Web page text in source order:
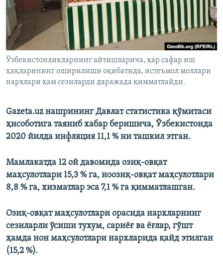
Ўзбекистонликларнинг айтишларича, ҳар сафар иш
ҳақларининг оширилиши оқибатида, истеъмол моллари
нархлари ҳам сезиларди даражада қимматлайди.
Gazeta.uz нашрининг Давлат статистика қўмитаси
ҳисоботига таяниб хабар беришича, Ўзбекистонда
2020 йилда инфляция 11,1 % ни ташкил этган.
Мамлакатда 12 ой давомида озиқ-овқат
маҳсулотлари 15,3 % га, ноозиқ-овқат маҳсулотлари
8,8 % га, хизматлар эса 7,1 % га қимматлашган.
Озиқ-овқат маҳсулотлари орасида нархларнинг
сезиларли ўсиши тухум, сариёғ ва ёғлар, гўшт
ҳамда нон маҳсулотлари нархларида қайд этилган
(15,2 %).